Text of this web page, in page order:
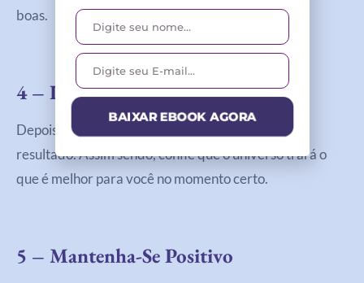
boas.
4 – Liberte-Se Do Apego
Depois de definir seus desejos, solte o apego ao
resultado. Assim sendo, confie que o universo trará o
que é melhor para você no momento certo.
5 – Mantenha-Se Positivo
BAIXAR EBOOK AGORA